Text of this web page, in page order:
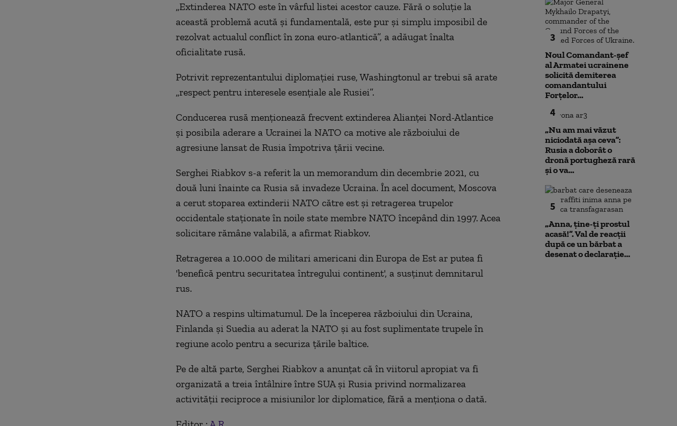
„Extinderea NATO este în vârful listei acestor cauze. Fără o soluţie la
această problemă acută şi fundamentală, este pur şi simplu imposibil de
rezolvat actualul conflict în zona euro-atlantică”, a adăugat înalta
oficialitate rusă.
Potrivit reprezentantului diplomaţiei ruse, Washingtonul ar trebui să arate
„respect pentru interesele esenţiale ale Rusiei”.
Conducerea rusă menţionează frecvent extinderea Alianţei Nord-Atlantice
şi posibila aderare a Ucrainei la NATO ca motive ale războiului de
agresiune lansat de Rusia împotriva ţării vecine.
Serghei Riabkov s-a referit la un memorandum din decembrie 2021, cu
două luni înainte ca Rusia să invadeze Ucraina. În acel document, Moscova
a cerut stoparea extinderii NATO către est şi retragerea trupelor
occidentale staţionate în noile state membre NATO începând din 1997. Acea
solicitare rămâne valabilă, a afirmat Riabkov.
Retragerea a 10.000 de militari americani din Europa de Est ar putea fi
'benefică pentru securitatea întregului continent', a susţinut demnitarul
rus.
NATO a respins ultimatumul. De la începerea războiului din Ucraina,
Finlanda şi Suedia au aderat la NATO şi au fost suplimentate trupele în
regiune acolo pentru a securiza ţările baltice.
Pe de altă parte, Serghei Riabkov a anunţat că în viitorul apropiat va fi
organizată a treia întâlnire între SUA şi Rusia privind normalizarea
activităţii reciproce a misiunilor lor diplomatice, fără a menţiona o dată.
3
Noul Comandant-șef
al Armatei ucrainene
solicită demiterea
comandantului
Forțelor...
4
„Nu am mai văzut
niciodată așa ceva”:
Rusia a doborât o
dronă portugheză rară
și o va...
5
„Anna, ţine-ţi prostul
acasă!”. Val de reacții
după ce un bărbat a
desenat o declarație...